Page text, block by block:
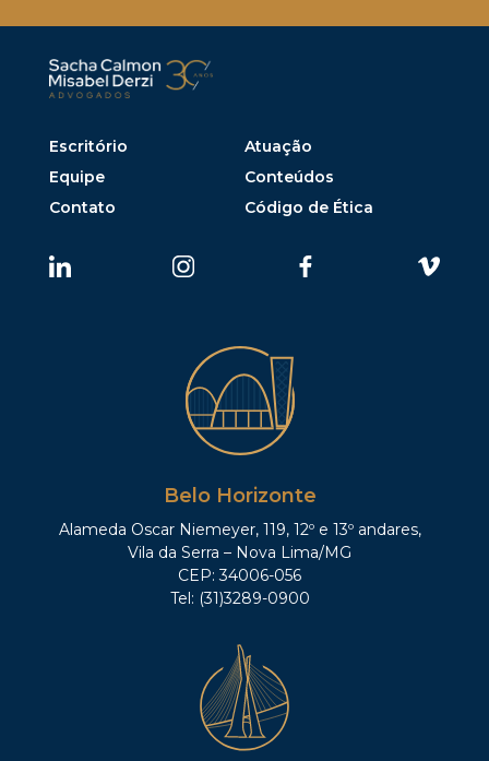
Escritório
Atuação
Equipe
Conteúdos
Contato
Código de Ética
Belo Horizonte
Alameda Oscar Niemeyer, 119, 12º e 13º andares,
Vila da Serra – Nova Lima/MG
CEP: 34006-056
Tel: (31)3289-0900